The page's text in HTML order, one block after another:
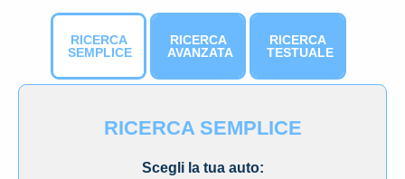
RICERCA
SEMPLICE
RICERCA
AVANZATA
RICERCA
TESTUALE
RICERCA SEMPLICE
Scegli la tua auto: